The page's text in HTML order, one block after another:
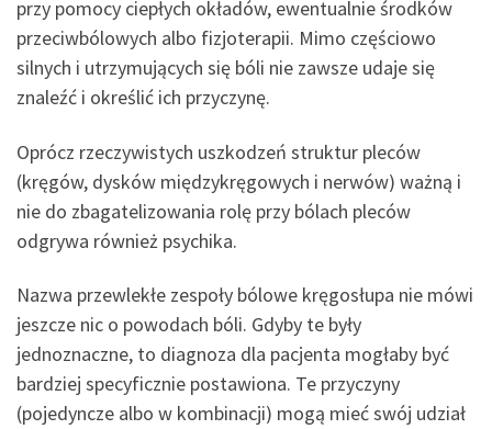
przy pomocy ciepłych okładów, ewentualnie środków
przeciwbólowych albo fizjoterapii. Mimo częściowo
silnych i utrzymujących się bóli nie zawsze udaje się
znaleźć i określić ich przyczynę.
Oprócz rzeczywistych uszkodzeń struktur pleców
(kręgów, dysków międzykręgowych i nerwów) ważną i
nie do zbagatelizowania rolę przy bólach pleców
odgrywa również psychika.
Nazwa przewlekłe zespoły bólowe kręgosłupa nie mówi
jeszcze nic o powodach bóli. Gdyby te były
jednoznaczne, to diagnoza dla pacjenta mogłaby być
bardziej specyficznie postawiona. Te przyczyny
(pojedyncze albo w kombinacji) mogą mieć swój udział